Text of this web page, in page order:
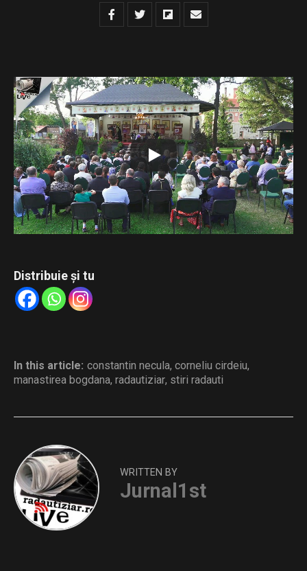
Urmăriți transmisiunea LIVE de la Mănăstirea Bogdana a
celei de-a doua ediții a Festivalului de Carte Veche
„Tipăriturile bisericești – punte între trecut, prezent și
viitor”.
Conferința susținută de părintele Constantin Necula,
intitulată „Cartea scrisă – remediul duhovnicesc al
însingurării culturale”, și recitalul de muzică veche susținut
de părintele arhidiacon Ieremia Sărmaș.
Distribuie și tu
In this article: constantin necula, corneliu cirdeiu,
manastirea bogdana, radautiziar, stiri radauti
WRITTEN BY
Jurnal1st